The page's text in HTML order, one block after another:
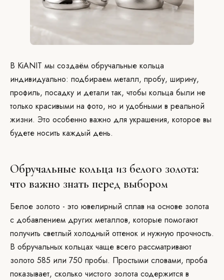
В KiANIT мы создаём обручальные кольца
индивидуально: подбираем металл, пробу, ширину,
профиль, посадку и детали так, чтобы кольца были не
только красивыми на фото, но и удобными в реальной
жизни. Это особенно важно для украшения, которое вы
будете носить каждый день.
Обручальные кольца из белого золота:
что важно знать перед выбором
Белое золото - это ювелирный сплав на основе золота
с добавлением других металлов, которые помогают
получить светлый холодный оттенок и нужную прочность.
В обручальных кольцах чаще всего рассматривают
золото 585 или 750 пробы. Простыми словами, проба
показывает, сколько чистого золота содержится в